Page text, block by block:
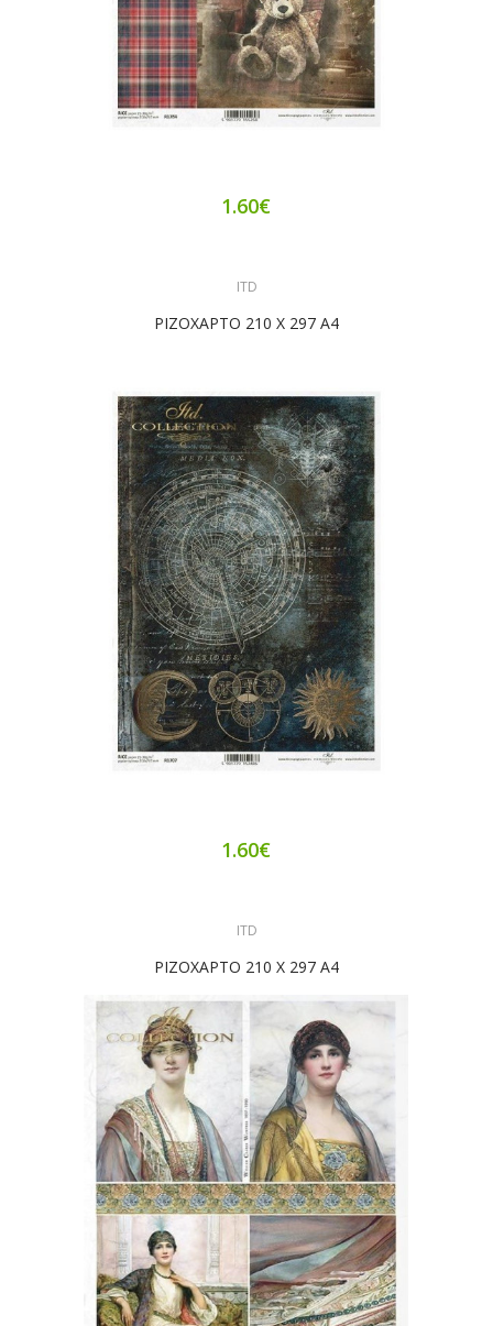
1.60€
ITD
ΡΙΖΟΧΑΡΤΟ 210 Χ 297 Α4
1.60€
ITD
ΡΙΖΟΧΑΡΤΟ 210 Χ 297 Α4